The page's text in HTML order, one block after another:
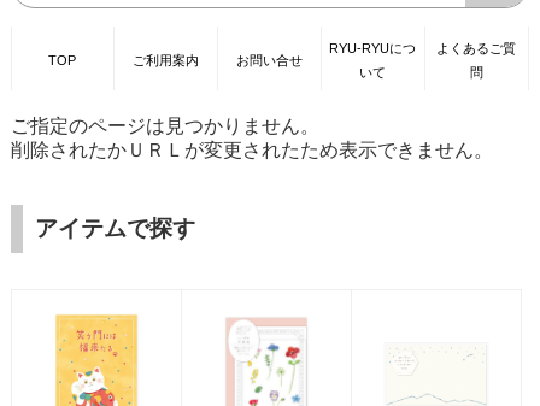
TOP ご利用案内 お問い合せ
RYU-RYUにつ
いて
よくあるご質
問
ご指定のページは見つかりません。
削除されたかＵＲＬが変更されたため表示できません。
アイテムで探す